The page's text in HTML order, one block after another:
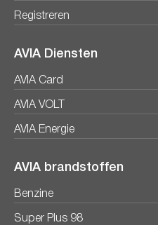
Registreren
AVIA Diensten
AVIA Card
AVIA VOLT
AVIA Energie
AVIA brandstoffen
Benzine
Super Plus 98